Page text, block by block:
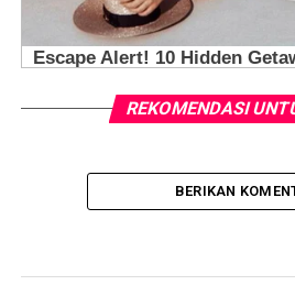
REKOMENDASI
BERIKAN